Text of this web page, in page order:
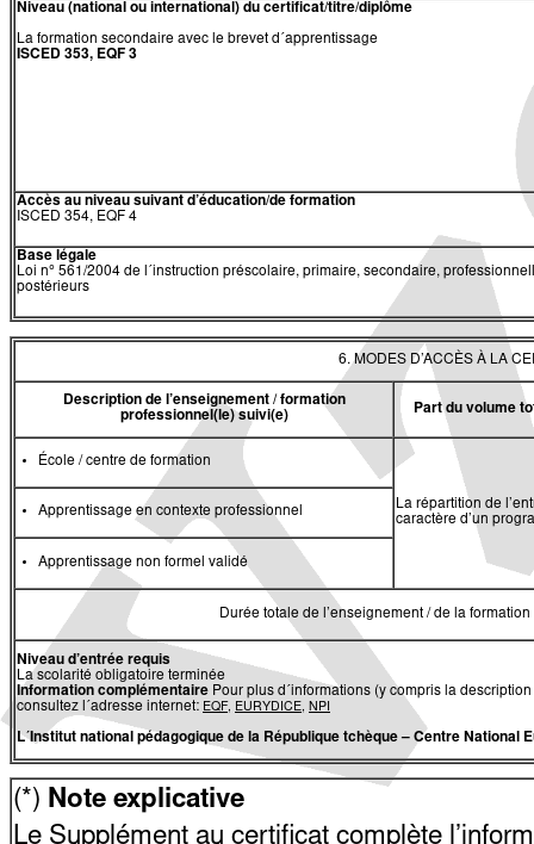
Niveau (national ou international) du certificat/titre/diplôme
La formation secondaire avec le brevet d´apprentissage
ISCED 353, EQF 3
Accès au niveau suivant d’éducation/de formation
ISCED 354, EQF 4
Base légale
Loi n° 561/2004 de l´instruction préscolaire, primaire, secondaire,
postérieurs
6. MODES D’ACCÈS À LA
Description de l’enseignement / formation
professionnel(le) suivi(e)
Part du volume
École / centre de formation
La répartition de
caractère d’un
Apprentissage en contexte professionnel
Apprentissage non formel validé
Durée totale de l’enseignement / de la
Niveau d’entrée requis
La scolarité obligatoire terminée
Information complémentaire Pour plus d´informations (y compris la
consultez l´adresse internet: EQF, EURYDICE, NPI
L´Institut national pédagogique de la République tchèque– Centre National
(*) Note explicative
Le Supplément au certificat complète